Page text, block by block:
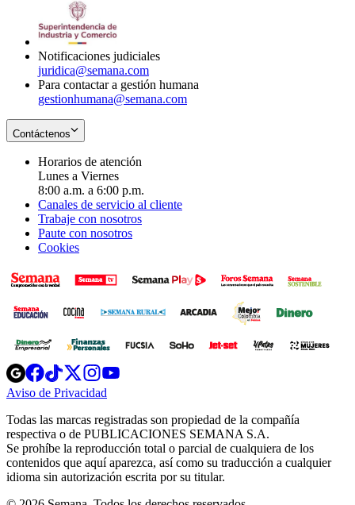
Notificaciones judiciales
juridica@semana.com
Para contactar a gestión humana
gestionhumana@semana.com
Contáctenos
Horarios de atención
Lunes a Viernes
8:00 a.m. a 6:00 p.m.
Canales de servicio al cliente
Trabaje con nosotros
Paute con nosotros
Cookies
Opens
in
new
Opens
in
new
Opens
in
new
window
Opens
new
windowwindow
Aviso de Privacidad
new
window
Todas las marcas registradas son propiedad de la compañía
respectiva o de PUBLICACIONES SEMANA S.A.
Se prohíbe la reproducción total o parcial de cualquiera de los
contenidos que aquí aparezca, así como su traducción a cualquier
idioma sin autorización escrita por su titular.